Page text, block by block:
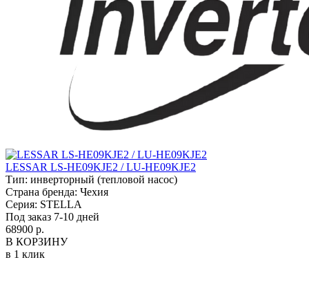
LESSAR LS-HE09KJE2 / LU-HE09KJE2
Тип: инверторный (тепловой насос)
Страна бренда: Чехия
Серия: STELLA
Под заказ 7-10 дней
68900 р.
В КОРЗИНУ
в 1 клик